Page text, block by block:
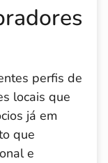
perfis de
locais que
já em
que
e